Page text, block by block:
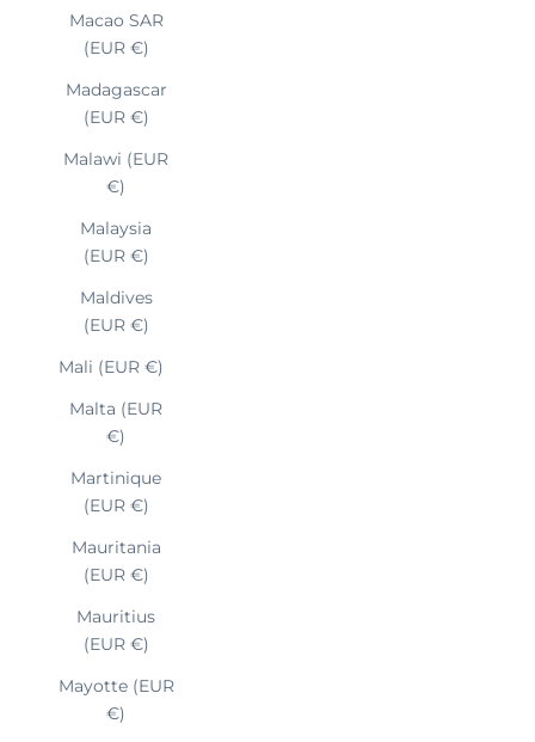
Macao SAR
(EUR €)
Madagascar
(EUR €)
Malawi (EUR
€)
Malaysia
(EUR €)
Maldives
(EUR €)
Mali (EUR €)
Malta (EUR
€)
Martinique
(EUR €)
Mauritania
(EUR €)
Mauritius
(EUR €)
Mayotte (EUR
€)